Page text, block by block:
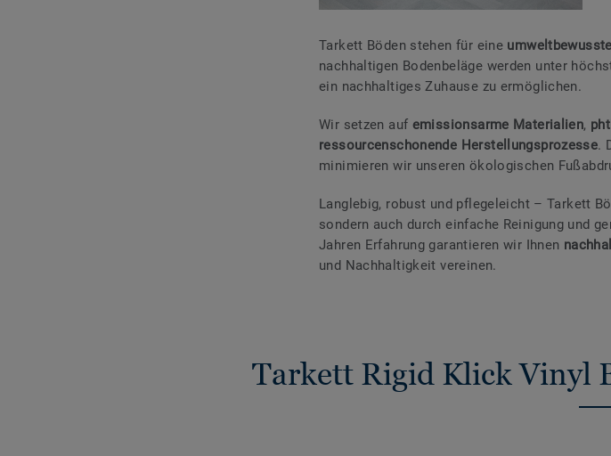
Tarkett Böden stehen für eine
nachhaltigen Bodenbeläge werden unter
ein nachhaltiges Zuhause zu ermöglichen.
Wir setzen auf emissionsarme Materialien,
ressourcenschonende Herstellungsprozesse.
minimieren wir unseren ökologischen
Langlebig, robust und pflegeleicht – Tarkett
sondern auch durch einfache Reinigung und
Jahren Erfahrung garantieren wir Ihnen
und Nachhaltigkeit vereinen.
Tarkett Rigid Klick Vinyl